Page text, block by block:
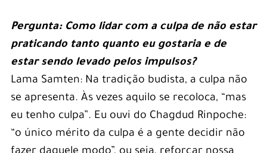
Pergunta: Como lidar com a culpa de não estar
praticando tanto quanto eu gostaria e de
estar sendo levado pelos impulsos?
Lama Samten: Na tradição budista, a culpa não
se apresenta. Às vezes aquilo se recoloca, “mas
eu tenho culpa”. Eu ouvi do Chagdud Rinpoche:
“o único mérito da culpa é a gente decidir não